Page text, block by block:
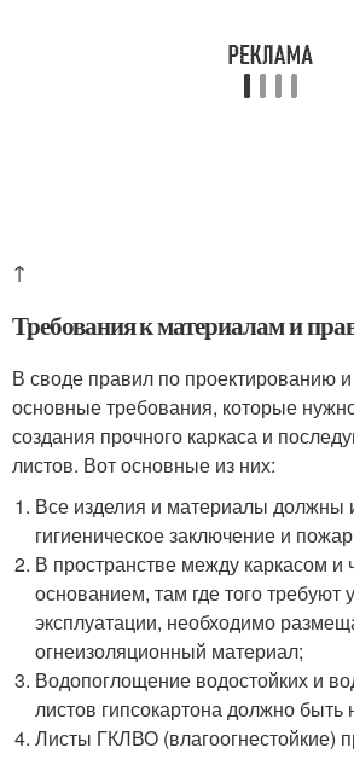
↑
Требования к материалам и
В своде правил по проектированию и
основные требования, которые
создания прочного каркаса и
листов. Вот основные из них:
Все изделия и материалы должны
гигиеническое заключение и
В пространстве между каркасом
основанием, там где того требуют
эксплуатации, необходимо
огнеизоляционный материал;
Водопоглощение водостойких и
листов гипсокартона должно быть
Листы ГКЛВО (влагоогнестойкие)